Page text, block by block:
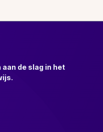
aan de slag in het